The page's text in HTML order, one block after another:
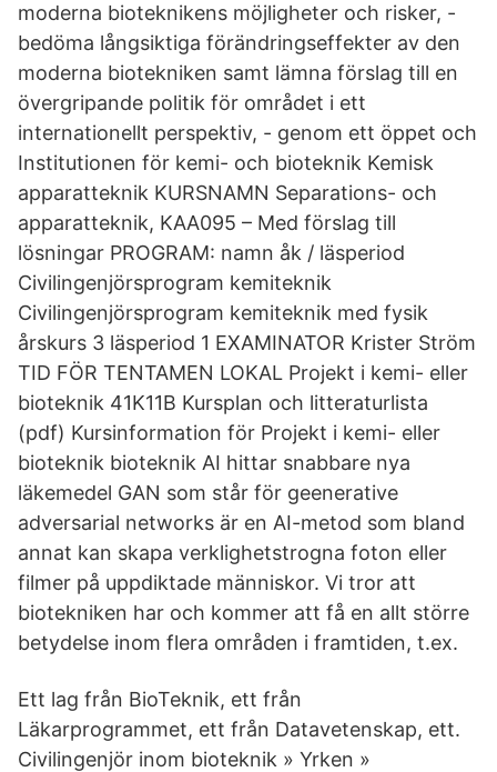
moderna bioteknikens möjligheter och risker, -
bedöma långsiktiga förändringseffekter av den
moderna biotekniken samt lämna förslag till en
övergripande politik för området i ett
internationellt perspektiv, - genom ett öppet och
Institutionen för kemi- och bioteknik Kemisk
apparatteknik KURSNAMN Separations- och
apparatteknik, KAA095 – Med förslag till
lösningar PROGRAM: namn åk / läsperiod
Civilingenjörsprogram kemiteknik
Civilingenjörsprogram kemiteknik med fysik
årskurs 3 läsperiod 1 EXAMINATOR Krister Ström
TID FÖR TENTAMEN LOKAL Projekt i kemi- eller
bioteknik 41K11B Kursplan och litteraturlista
(pdf) Kursinformation för Projekt i kemi- eller
bioteknik bioteknik AI hittar snabbare nya
läkemedel GAN som står för geenerative
adversarial networks är en AI-metod som bland
annat kan skapa verklighetstrogna foton eller
filmer på uppdiktade människor. Vi tror att
biotekniken har och kommer att få en allt större
betydelse inom flera områden i framtiden, t.ex.
Ett lag från BioTeknik, ett från
Läkarprogrammet, ett från Datavetenskap, ett.
Civilingenjör inom bioteknik » Yrken »